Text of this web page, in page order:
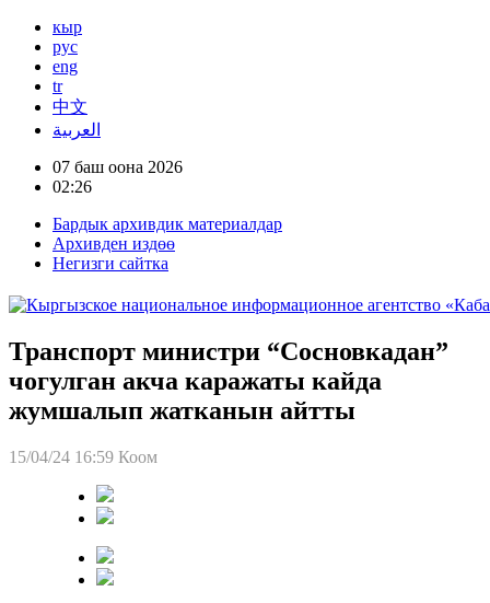
кыр
рус
eng
tr
中文
العربية
07 баш оона 2026
02:26
Бардык архивдик материалдар
Архивден издөө
Негизги сайтка
Транспорт министри “Сосновкадан”
чогулган акча каражаты кайда
жумшалып жатканын айтты
15/04/24 16:59 Коом